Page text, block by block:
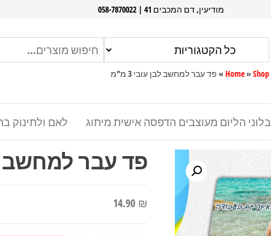
מודיעין, דם המכבים 41 | 058-7870022
Home» Shop
» פד עבר למחשב לבן עובי 3 מ"מ
לאם ולתינוק בלוני הליום מעוצבים הדפסה אישית מיתוג
פד עבר למחשב לבן
14.90 ₪